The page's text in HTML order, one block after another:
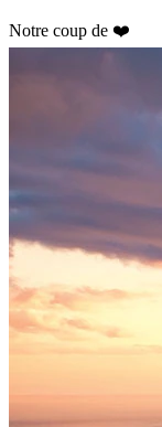
Notre coup de ❤️